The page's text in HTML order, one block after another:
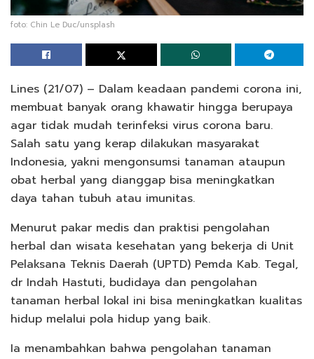
foto: Chin Le Duc/unsplash
Lines (21/07) – Dalam keadaan pandemi corona ini,
membuat banyak orang khawatir hingga berupaya
agar tidak mudah terinfeksi virus corona baru.
Salah satu yang kerap dilakukan masyarakat
Indonesia, yakni mengonsumsi tanaman ataupun
obat herbal yang dianggap bisa meningkatkan
daya tahan tubuh atau imunitas.
Menurut pakar medis dan praktisi pengolahan
herbal dan wisata kesehatan yang bekerja di Unit
Pelaksana Teknis Daerah (UPTD) Pemda Kab. Tegal,
dr Indah Hastuti, budidaya dan pengolahan
tanaman herbal lokal ini bisa meningkatkan kualitas
hidup melalui pola hidup yang baik.
Ia menambahkan bahwa pengolahan tanaman